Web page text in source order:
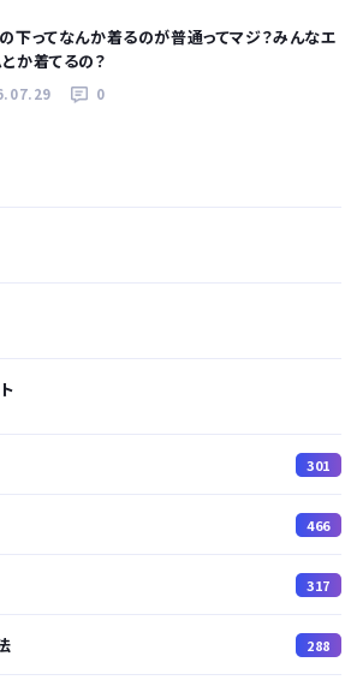
下ってなんか着るのが普通ってマジ？みんなエ
か着てるの？
0
301
466
317
288